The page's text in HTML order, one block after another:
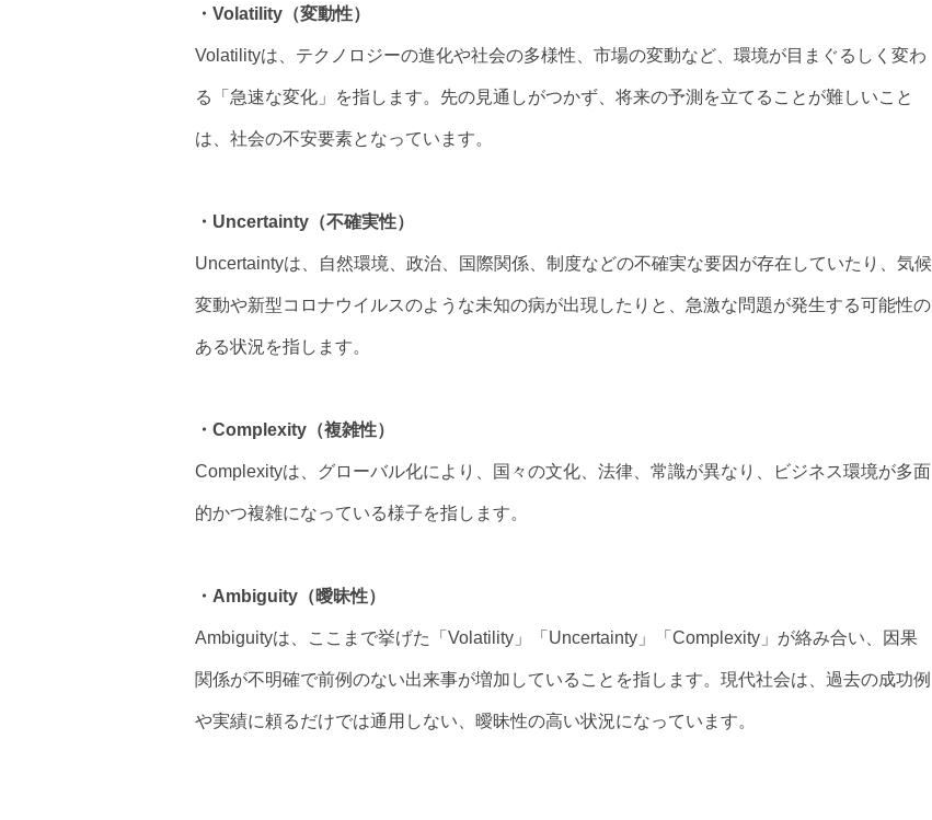
・Volatility（変動性）
Volatilityは、テクノロジーの進化や社会の多様性、市場の変動など、環境が目まぐるしく変わ
る「急速な変化」を指します。先の見通しがつかず、将来の予測を立てることが難しいこと
は、社会の不安要素となっています。
・Uncertainty（不確実性）
Uncertaintyは、自然環境、政治、国際関係、制度などの不確実な要因が存在していたり、気候
変動や新型コロナウイルスのような未知の病が出現したりと、急激な問題が発生する可能性の
ある状況を指します。
・Complexity（複雑性）
Complexityは、グローバル化により、国々の文化、法律、常識が異なり、ビジネス環境が多面
的かつ複雑になっている様子を指します。
・Ambiguity（曖昧性）
Ambiguityは、ここまで挙げた「Volatility」「Uncertainty」「Complexity」が絡み合い、因果
関係が不明確で前例のない出来事が増加していることを指します。現代社会は、過去の成功例
や実績に頼るだけでは通用しない、曖昧性の高い状況になっています。